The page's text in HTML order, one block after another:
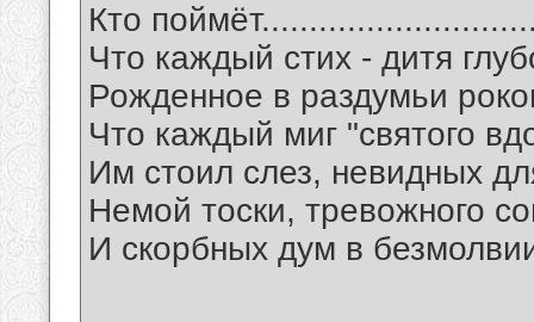
Кто
Что каждый стих - дитя
Рожденное в раздумьи
Что каждый миг "святого
Им стоил слез, невидных
Немой тоски, тревожного
И скорбных дум в